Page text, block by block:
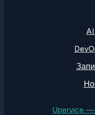
Upervice —